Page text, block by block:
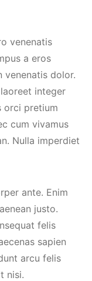
venenatis
a eros
venenatis dolor.
integer
orci pretium
cum vivamus
Nulla imperdiet
ante. Enim
justo.
felis
sapien
arcu felis
nisi.